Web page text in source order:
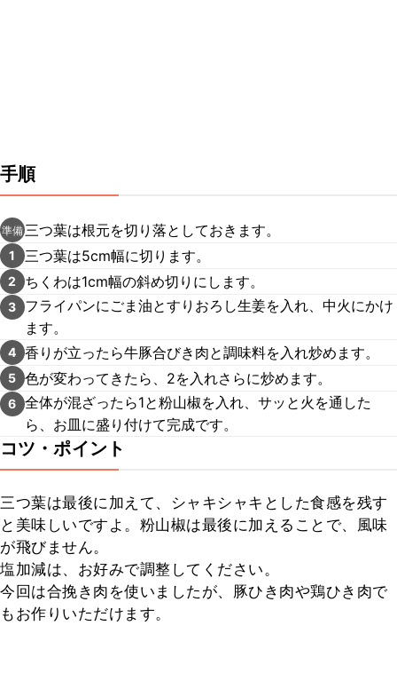
手順
準備 三つ葉は根元を切り落としておきます。
1 三つ葉は5cm幅に切ります。
2 ちくわは1cm幅の斜め切りにします。
3
フライパンにごま油とすりおろし生姜を入れ、中火にかけ
ます。
4 香りが立ったら牛豚合びき肉と調味料を入れ炒めます。
5 色が変わってきたら、2を入れさらに炒めます。
6 全体が混ざったら1と粉山椒を入れ、サッと火を通した
ら、お皿に盛り付けて完成です。
コツ・ポイント
三つ葉は最後に加えて、シャキシャキとした食感を残す
と美味しいですよ。粉山椒は最後に加えることで、風味
が飛びません。
塩加減は、お好みで調整してください。
今回は合挽き肉を使いましたが、豚ひき肉や鶏ひき肉で
もお作りいただけます。